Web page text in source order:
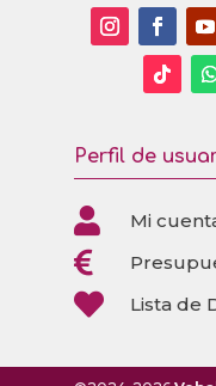
Perfil de
 Mi

 Lista de